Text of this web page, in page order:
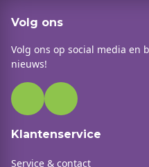
Volg ons
Volg ons op social media en
nieuws!
Klantenservice
Service & contact